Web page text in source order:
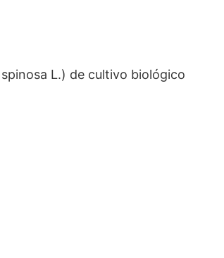
L.) de cultivo biológico